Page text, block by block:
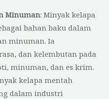
Minuman: Minyak kelapa
bahan baku dalam
minuman. Ia
dan kelembutan pada
minuman, dan es krim.
kelapa mentah
dalam industri